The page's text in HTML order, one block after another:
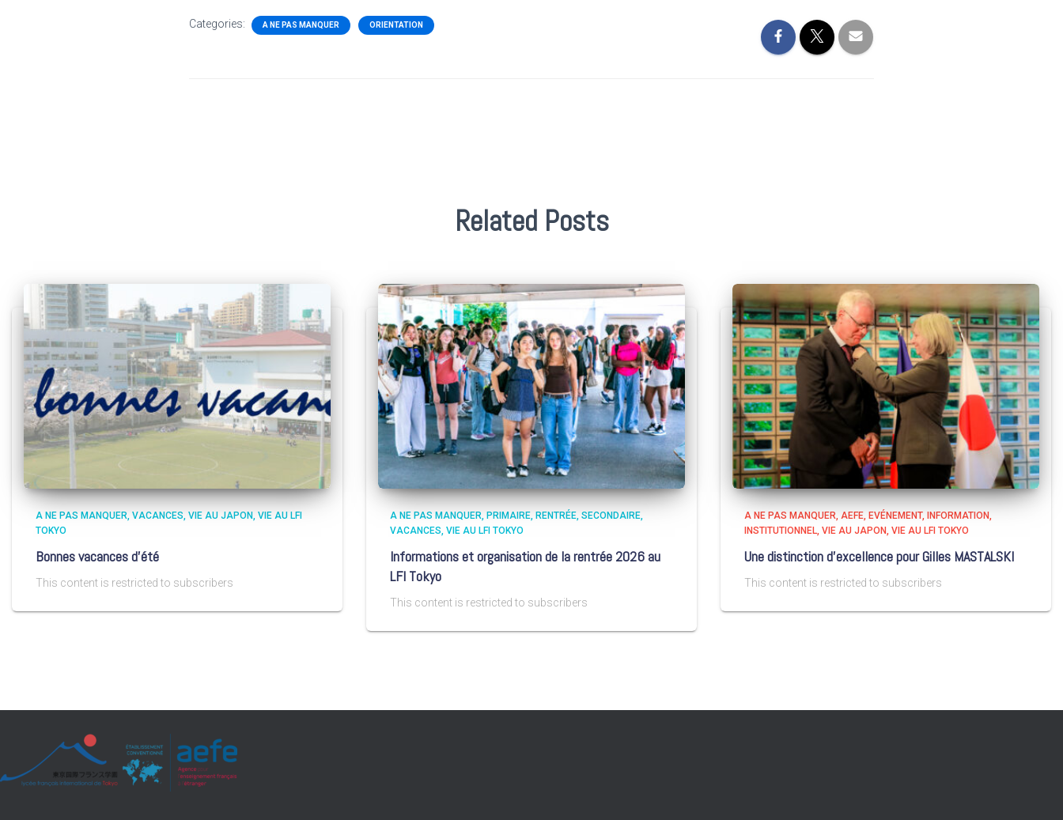
Categories: A NE PAS MANQUER ORIENTATION
Related Posts
A NE PAS MANQUER VACANCES VIE AU JAPON VIE AU LFI
TOKYO
Bonnes vacances d’été
This content is restricted to subscribers
A NE PAS MANQUER PRIMAIRE RENTRÉE SECONDAIRE
VACANCES VIE AU LFI TOKYO
Informations et organisation de la rentrée 2026 au
LFI Tokyo
This content is restricted to subscribers
A NE PAS MANQUER AEFE EVÉNEMENT INFORMATION
INSTITUTIONNEL VIE AU JAPON VIE AU LFI TOKYO
Une distinction d’excellence pour Gilles MASTALSKI
This content is restricted to subscribers